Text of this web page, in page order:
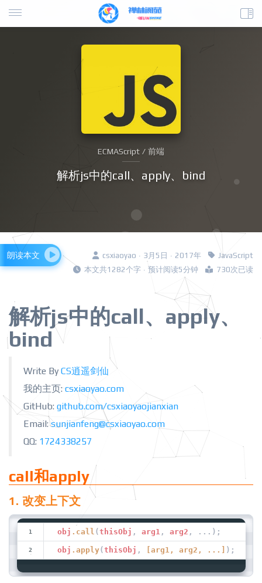
ECMAScript / 前端
解析js中的call、apply、bind
csxiaoyao · 3月5日 · 2017年
JavaScript
本文共1282个字 · 预计阅读5分钟
730次已读
朗读本文
解析js中的call、apply、
bind
Write By CS逍遥剑仙
我的主页: csxiaoyao.com
GitHub: github.com/csxiaoyaojianxian
Email:sunjianfeng@csxiaoyao.com
QQ: 1724338257
call和apply
1. 改变上下文
obj .call (thisObj , arg1 , arg2 , ...);
obj .apply(thisObj , [arg1, arg2, ...] );